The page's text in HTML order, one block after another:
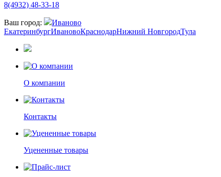
8(4932) 48-33-18
Ваш город:
Иваново
ЕкатеринбургИвановоКраснодарНижний НовгородТула
О компании
Контакты
Уцененные товары